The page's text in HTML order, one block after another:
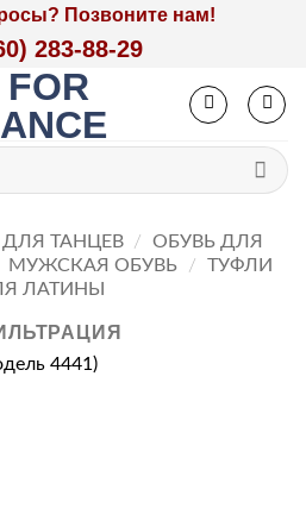
Позвоните нам!
283-88-29
ТАНЦЕВ /
ОБУВЬ ДЛЯ
МУЖСКАЯ ОБУВЬ /
ТУФЛИ
ЛАТИНЫ